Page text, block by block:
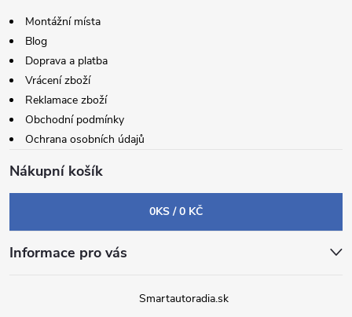
Montážní místa
Blog
Doprava a platba
Vrácení zboží
Reklamace zboží
Obchodní podmínky
Ochrana osobních údajů
Nákupní košík
0KS /0 KČ
Informace pro vás
Smartautoradia.sk